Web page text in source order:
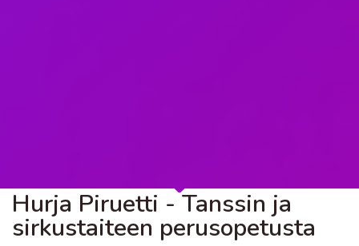
Hurja Piruetti - Tanssin ja
sirkustaiteen perusopetusta